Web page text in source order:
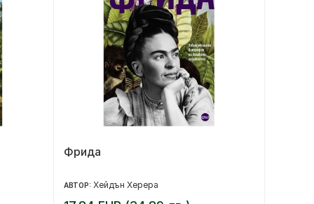
Фрида
АВТОР: Хейдън Херера